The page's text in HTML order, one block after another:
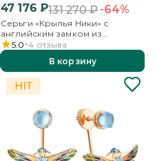
47 176₽131 270₽-64%
Серьги «Крылья Ники» с
английским замком из
красного золота
5.0 4 отзыва
В корзину